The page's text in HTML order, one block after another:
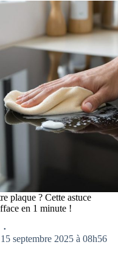
plaque ? Cette astuce
en 1 minute !
septembre 2025 à 08h56